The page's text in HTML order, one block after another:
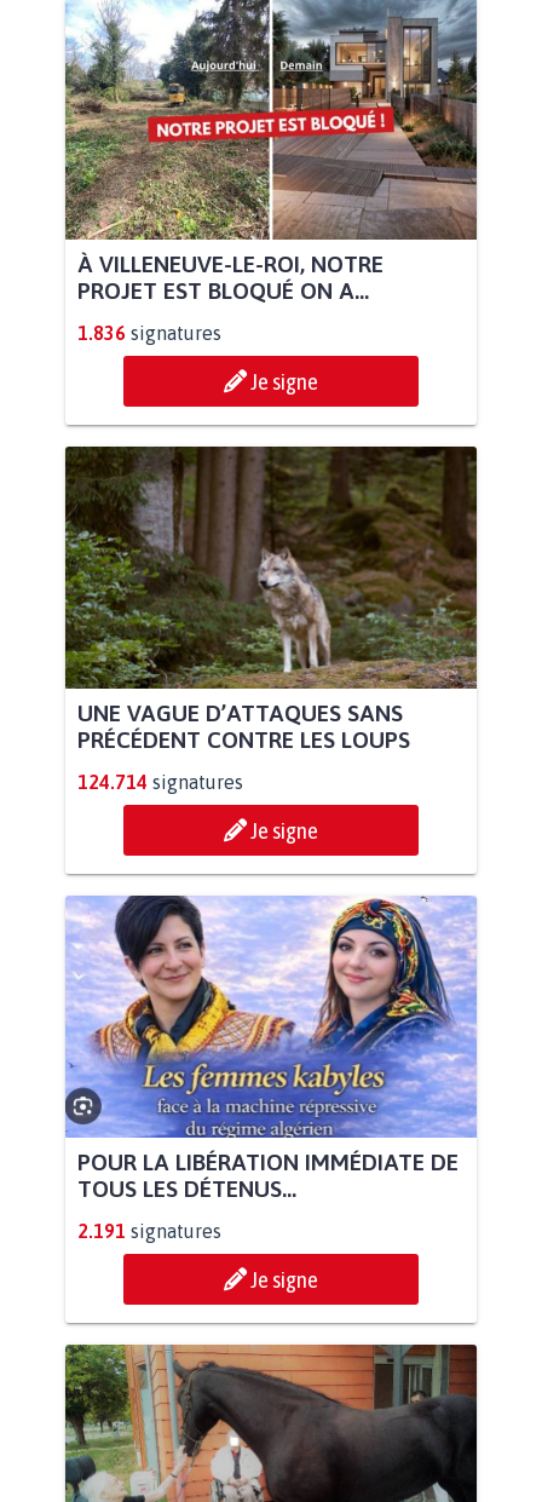
À VILLENEUVE-LE-ROI, NOTRE
PROJET EST BLOQUÉ ON A...
1.836 signatures
Je signe
UNE VAGUE D’ATTAQUES SANS
PRÉCÉDENT CONTRE LES LOUPS
124.714 signatures
Je signe
POUR LA LIBÉRATION IMMÉDIATE DE
TOUS LES DÉTENUS...
2.191 signatures
Je signe